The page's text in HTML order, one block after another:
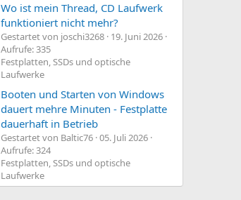
Wo ist mein Thread, CD Laufwerk
funktioniert nicht mehr?
Gestartet von joschi3268 19. Juni 2026
Aufrufe: 335
Festplatten, SSDs und optische
Laufwerke
Booten und Starten von Windows
dauert mehre Minuten - Festplatte
dauerhaft in Betrieb
Gestartet von Baltic76 05. Juli 2026
Aufrufe: 324
Festplatten, SSDs und optische
Laufwerke